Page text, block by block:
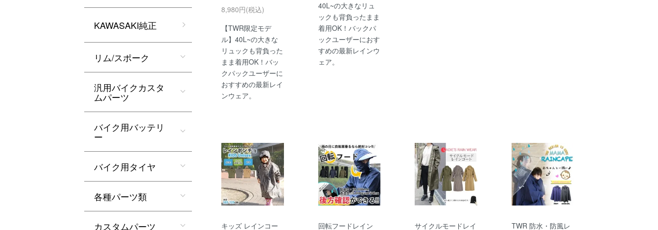
8,980円(税込)
【TWR限定モデ
ル】40L~の大きな
リュックも背負った
まま着用OK！バッ
クパックユーザーに
おすすめの最新レイ
ンウェア。
40L~の大きなリュ
ックも背負ったまま
着用OK！バックパ
ックユーザーにおす
すめの最新レインウ
ェア。
キッズ レインコー
回転フードレイン
サイクルモードレイ
TWR 防水・防風レ
KAWASAKI純正
リム/スポーク
汎用バイクカスタ
ムパーツ
バイク用バッテリ
ー
バイク用タイヤ
各種パーツ類
カスタムパーツ